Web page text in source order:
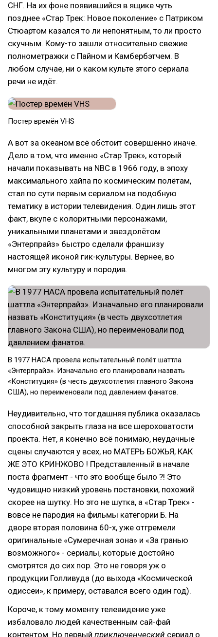
СНГ. На их фоне появившийся в ящике чуть
позднее «Стар Трек: Новое поколение» с Патриком
Стюартом казался то ли непонятным, то ли просто
скучным. Кому-то зашли относительно свежие
полнометражки с Пайном и Камбербэтчем. В
любом случае, ни о каком культе этого сериала
речи не идёт.
Постер времён VHS
А вот за океаном всё обстоит совершенно иначе.
Дело в том, что именно «Стар Трек», который
начали показывать на NBC в 1966 году, в эпоху
максимального хайпа по космическим полётам,
стал по сути первым сериалом на подобную
тематику в истории телевидения. Один лишь этот
факт, вкупе с колоритными персонажами,
уникальными планетами и звездолётом
«Энтерпрайз» быстро сделали франшизу
настоящей иконой гик-культуры. Вернее, во
многом эту культуру и породив.
В 1977 НАСА провела испытательный полёт шаттла
«Энтерпрайз». Изначально его планировали назвать
«Конституция» (в честь двухсотлетия главного Закона
США), но переименовали под давлением фанатов.
Неудивительно, что тогдашняя публика оказалась
способной закрыть глаза на все шероховатости
проекта. Нет, я конечно всё понимаю, неудачные
сцены случаются у всех, но МАТЕРЬ БОЖЬЯ, КАК
ЖЕ ЭТО КРИНЖОВО ! Представленный в начале
поста фрагмент - что это вообще было ?! Это
чудовищно низкий уровень постановки, похожий
скорее на шутку. Но это не шутка, а «Стар Трек» -
вовсе не пародия на фильмы категории Б. На
дворе вторая половина 60-х, уже отгремели
оригинальные «Сумеречная зона» и «За гранью
возможного» - сериалы, которые достойно
смотрятся до сих пор. Это не говоря уж о
продукции Голливуда (до выхода «Космической
одиссеи», к примеру, оставался всего один год).
Короче, к тому моменту телевидение уже
избаловало людей качественным сай-фай
контентом. Но первый приключенческий сериал о